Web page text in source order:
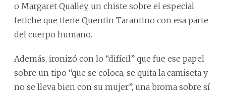
o Margaret Qualley, un chiste sobre el especial
fetiche que tiene Quentin Tarantino con esa parte
del cuerpo humano.
Además, ironizó con lo “difícil” que fue ese papel
sobre un tipo “que se coloca, se quita la camiseta y
no se lleva bien con su mujer”, una broma sobre sí